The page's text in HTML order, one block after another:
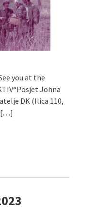
you at the
Johna
DK (Ilica 110,
[…]